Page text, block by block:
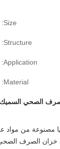
Size:
Structure:
Application:
Material:
الصحي السميك 2 مم
من مواد
خزان الصرف